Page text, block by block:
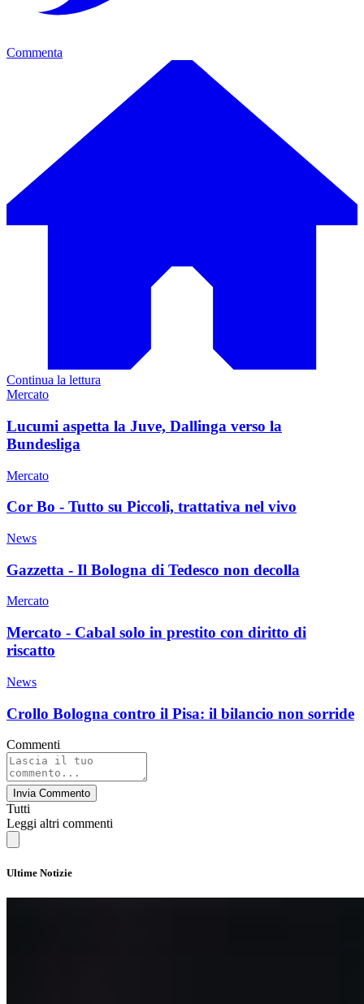
Commenta
Continua la lettura
Mercato
Lucumi aspetta la Juve, Dallinga verso la
Bundesliga
Mercato
Cor Bo - Tutto su Piccoli, trattativa nel vivo
News
Gazzetta - Il Bologna di Tedesco non decolla
Mercato
Mercato - Cabal solo in prestito con diritto di
riscatto
News
Crollo Bologna contro il Pisa: il bilancio non sorride
Commenti
Invia Commento
Tutti
Leggi altri commenti
Ultime Notizie